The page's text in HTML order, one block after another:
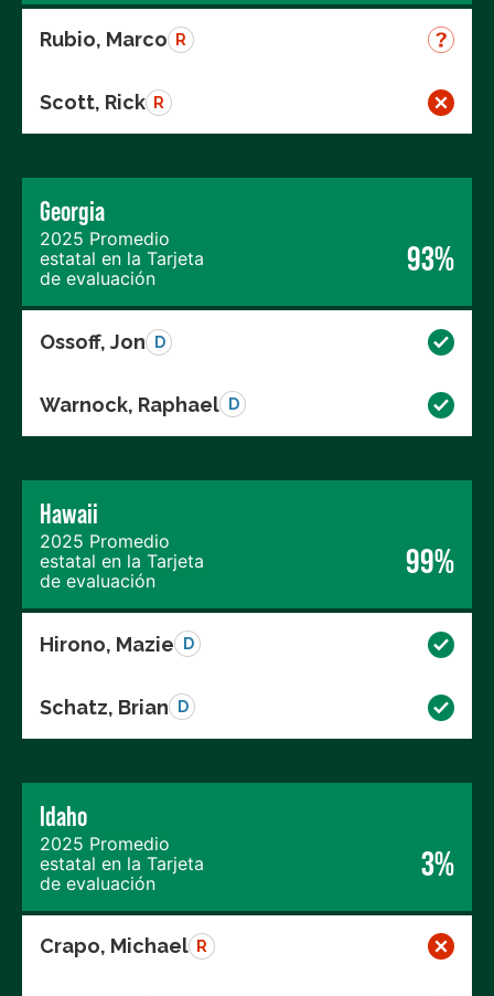
Rubio, Marco R
Scott, Rick R
Georgia
2025 Promedio
estatal en la Tarjeta
de evaluación
93%
Ossoff, Jon D
Warnock, Raphael D
Hawaii
2025 Promedio
estatal en la Tarjeta
de evaluación
99%
Hirono, Mazie D
Schatz, Brian D
Idaho
2025 Promedio
estatal en la Tarjeta
de evaluación
3%
Crapo, Michael R